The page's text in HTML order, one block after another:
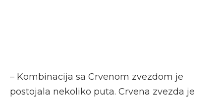
– Kombinacija sa Crvenom zvezdom je
postojala nekoliko puta. Crvena zvezda je